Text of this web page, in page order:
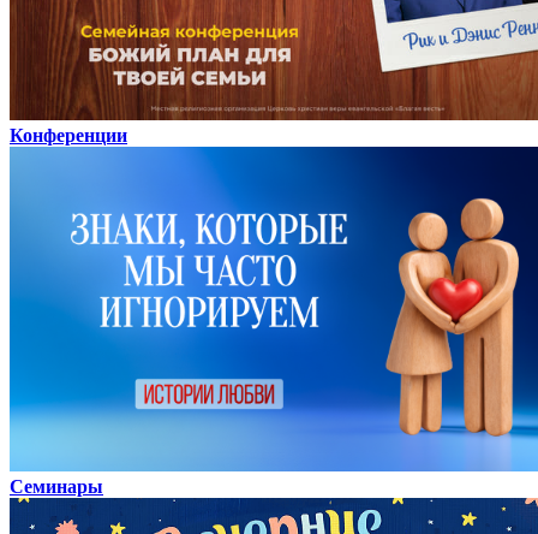
Конференции
Семинары